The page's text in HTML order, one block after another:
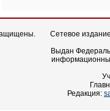
Сетевое
Выдан
Редакция: